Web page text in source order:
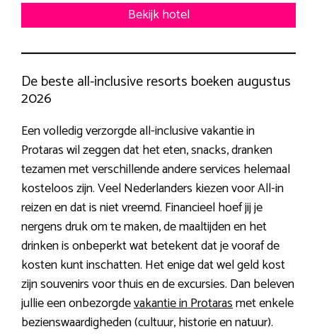
Bekijk hotel
De beste all-inclusive resorts boeken augustus
2026
Een volledig verzorgde all-inclusive vakantie in
Protaras wil zeggen dat het eten, snacks, dranken
tezamen met verschillende andere services helemaal
kosteloos zijn. Veel Nederlanders kiezen voor All-in
reizen en dat is niet vreemd. Financieel hoef jij je
nergens druk om te maken, de maaltijden en het
drinken is onbeperkt wat betekent dat je vooraf de
kosten kunt inschatten. Het enige dat wel geld kost
zijn souvenirs voor thuis en de excursies. Dan beleven
jullie een onbezorgdevakantie in Protarasmet enkele
bezienswaardigheden (cultuur, historie en natuur).